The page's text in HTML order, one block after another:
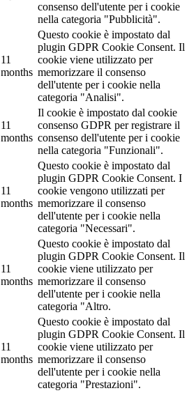
consenso dell'utente per i cookie
nella categoria "Pubblicità".
11
months
Questo cookie è impostato dal
plugin GDPR Cookie Consent. Il
cookie viene utilizzato per
memorizzare il consenso
dell'utente per i cookie nella
categoria "Analisi".
11
months
Il cookie è impostato dal cookie
consenso GDPR per registrare il
consenso dell'utente per i cookie
nella categoria "Funzionali".
11
months
Questo cookie è impostato dal
plugin GDPR Cookie Consent. I
cookie vengono utilizzati per
memorizzare il consenso
dell'utente per i cookie nella
categoria "Necessari".
11
months
Questo cookie è impostato dal
plugin GDPR Cookie Consent. Il
cookie viene utilizzato per
memorizzare il consenso
dell'utente per i cookie nella
categoria "Altro.
11
months
Questo cookie è impostato dal
plugin GDPR Cookie Consent. Il
cookie viene utilizzato per
memorizzare il consenso
dell'utente per i cookie nella
categoria "Prestazioni".